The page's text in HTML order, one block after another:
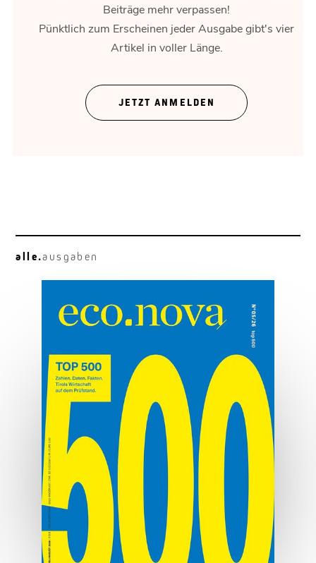
Theater ohne Zeigefinger
Gregor Bloéb über „Feuernacht“. Und mehr.
Hauben, Herz und Hauptplatz.
MEHR ERFAHREN
Beiträge mehr verpassen!
Pünktlich zum Erscheinen jeder Ausgabe gibt's vier
Artikel in voller Länge.
JETZT ANMELDEN
alle.ausgaben